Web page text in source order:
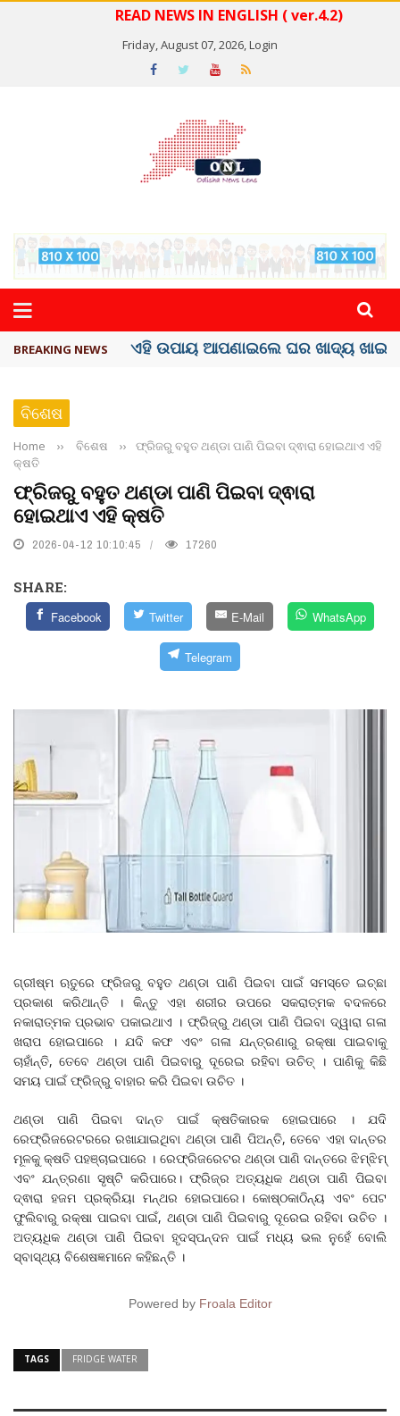
READ NEWS IN ENGLISH ( ver.4.2)
Friday, August 07, 2026,Login
BREAKING NEWS ସବୁଠୁ ମହଙ୍ଗା ସେଲିବ୍ରିଟି ଶାହରୁଖ ଖାନ୍
ବିଶେଷ
Home ›› ବିଶେଷ ››
ଫ୍ରିଜରୁ ବହୁତ ଥଣ୍ଡା ପାଣି ପିଇବା ଦ୍ଵାରା ହୋଇଥାଏ ଏହି
କ୍ଷତି
ଫ୍ରିଜରୁ ବହୁତ ଥଣ୍ଡା ପାଣି ପିଇବା ଦ୍ଵାରା
ହୋଇଥାଏ ଏହି କ୍ଷତି
2026-04-12 10:10:45 17260
SHARE:
Facebook Twitter E-Mail WhatsApp
Telegram
ଗ୍ରୀଷ୍ମ ଋତୁରେ ଫ୍ରିଜରୁ ବହୁତ ଥଣ୍ଡା ପାଣି ପିଇବା ପାଇଁ ସମସ୍ତେ ଇଚ୍ଛା
ପ୍ରକାଶ କରିଥାନ୍ତି । କିନ୍ତୁ ଏହା ଶରୀର ଉପରେ ସକରାତ୍ମକ ବଦଳରେ
ନକାରାତ୍ମକ ପ୍ରଭାବ ପକାଇଥାଏ । ଫ୍ରିଜ୍‌ରୁ ଥଣ୍ଡା ପାଣି ପିଇବା ଦ୍ୱାରା ଗଳା
ଖରାପ ହୋଇପାରେ । ଯଦି କଫ ଏବଂ ଗଳା ଯନ୍ତ୍ରଣାରୁ ରକ୍ଷା ପାଇବାକୁ
ଚାହାଁନ୍ତି, ତେବେ ଥଣ୍ଡା ପାଣି ପିଇବାରୁ ଦୂରେଇ ରହିବା ଉଚିତ୍ । ପାଣିକୁ କିଛି
ସମୟ ପାଇଁ ଫ୍ରିଜ୍‌ରୁ ବାହାର କରି ପିଇବା ଉଚିତ ।
ଥଣ୍ଡା ପାଣି ପିଇବା ଦାନ୍ତ ପାଇଁ କ୍ଷତିକାରକ ହୋଇପାରେ । ଯଦି
ରେଫ୍ରିଜରେଟରରେ ରଖାଯାଇଥିବା ଥଣ୍ଡା ପାଣି ପିଅନ୍ତି, ତେବେ ଏହା ଦାନ୍ତର
ମୂଳକୁ କ୍ଷତି ପହଞ୍ଚାଇପାରେ । ରେଫ୍ରିଜରେଟର ଥଣ୍ଡା ପାଣି ଦାନ୍ତରେ ଝିମ୍‌ଝିମ୍‌
ଏବଂ ଯନ୍ତ୍ରଣା ସୃଷ୍ଟି କରିପାରେ। ଫ୍ରିଜ୍‌ର ଅତ୍ୟଧିକ ଥଣ୍ଡା ପାଣି ପିଇବା
ଦ୍ଵାରା ହଜମ ପ୍ରକ୍ରିୟା ମନ୍ଥର ହୋଇପାରେ। କୋଷ୍ଠକାଠିନ୍ୟ ଏବଂ ପେଟ
ଫୁଲିବାରୁ ରକ୍ଷା ପାଇବା ପାଇଁ, ଥଣ୍ଡା ପାଣି ପିଇବାରୁ ଦୂରେଇ ରହିବା ଉଚିତ ।
ଅତ୍ୟଧିକ ଥଣ୍ଡା ପାଣି ପିଇବା ହୃଦସ୍ପନ୍ଦନ ପାଇଁ ମଧ୍ୟ ଭଲ ନୁହେଁ ବୋଲି
ସ୍ବାସ୍ଥ୍ୟ ବିଶେଷଜ୍ଞମାନେ କହିଛନ୍ତି ।
Powered by Froala Editor
TAGS FRIDGE WATER